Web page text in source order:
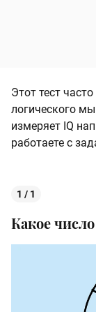
Этот тест
логического
измеряет IQ
работаете с
1 / 1
Какое